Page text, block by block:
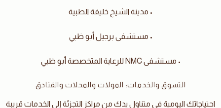
• مدينة الشيخ خليفة الطبية
• مستشفى برجيل أبو ظبي
• مستشفى NMC للرعاية المتخصصة أبو ظبي
التسوق والخدمات: المولات والمحلات والفنادق
احتياجاتك اليومية في متناول يدك من مراكز التجزئة إلى الخدمات قريبة